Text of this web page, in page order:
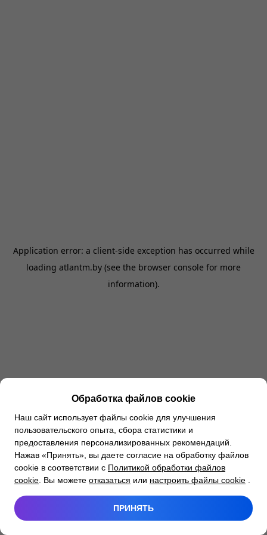
Application error: a client-side exception has occurred while
loading atlantm.by (see the browser console for more
information).
Обработка файлов cookie
Наш сайт использует файлы cookie для улучшения
пользовательского опыта, сбора статистики и
предоставления персонализированных рекомендаций.
Нажав «Принять», вы даете согласие на обработку файлов
cookie в соответствии с Политикой обработки файлов
cookie . Вы можете отказаться или настроить файлы cookie
ПРИНЯТЬ